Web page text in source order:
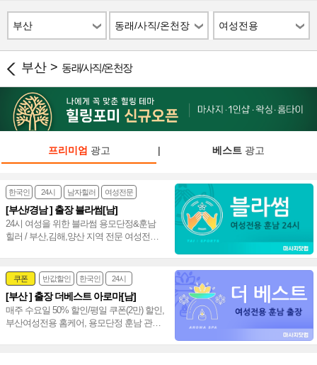
부산 동래/사직/온천장 여성전용
부산 > 동래/사직/온천장
프리미엄 광고 | 베스트광고
한국인 24시 남자힐러 여성전문
[부산/경남 ] 출장 블라썸[남]
24시 여성을 위한 블라썸 용모단정&훈남
힐러 / 부산,김해,양산 지역 전문 여성전용
쿠폰 반값할인 한국인 24시
여성전문
[부산 ] 출장 더베스트 아로마[남]
매주 수요일 50% 할인/평일 쿠폰(2만) 할인,
부산여성전용 홈케어, 용모단정 훈남 관리